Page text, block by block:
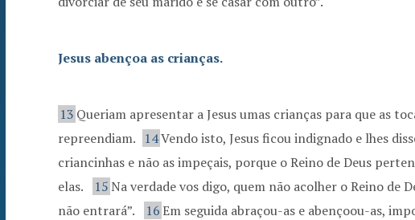
Jesus abençoa as crianças.
13 Queriam apresentar a Jesus umas crianças para que as
repreendiam. 14Vendo isto, Jesus ficou indignado e lhes
criancinhas e não as impeçais, porque o Reino de Deus
elas.
15Na verdade vos digo, quem não acolher o Reino de
não entrará”.
16Em seguida abraçou-as e abençoou-as,